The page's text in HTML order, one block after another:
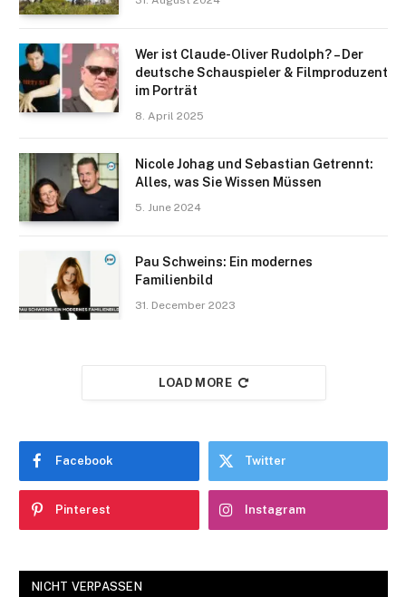
Wer ist Claude-Oliver Rudolph? – Der
deutsche Schauspieler & Filmproduzent
im Porträt
8. April 2025
Nicole Johag und Sebastian Getrennt:
Alles, was Sie Wissen Müssen
5. June 2024
Pau Schweins: Ein modernes
Familienbild
31. December 2023
LOAD MORE
Facebook Twitter
Pinterest Instagram
NICHT VERPASSEN